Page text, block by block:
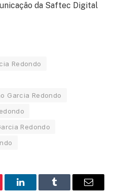
da Saftec Digital
Redondo
Garcia Redondo
Redondo
LinkedInTumblr Email